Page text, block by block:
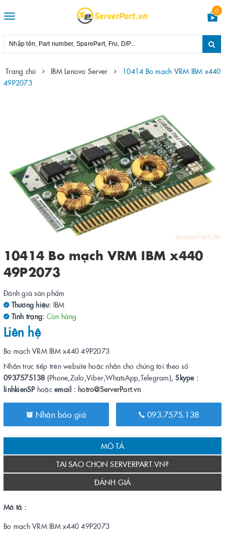
Toggle
0
Trang chủ IBM Lenovo Server
10414 Bo mạch VRM IBM x440
49P2073
10414 Bo mạch VRM IBM x440
49P2073
Đánh giá sản phẩm
Thương hiệu: IBM
Tình trạng: Còn hàng
Liên hệ
Bo mạch VRM IBM x440 49P2073
Nhắn trực tiếp trên website hoặc nhắn cho chúng tôi theo số
0937575138 (Phone,Zalo,Viber,WhatsApp,Telegram),Skype :
linhkienSPhoặc email : hotro@ServerPart.vn
Nhận báo giá 093.7575.138
MÔ TẢ
TẠI SAO CHỌN SERVERPART.VN?
ĐÁNH GIÁ
Mô tả :
Bo mạch VRM IBM x440 49P2073